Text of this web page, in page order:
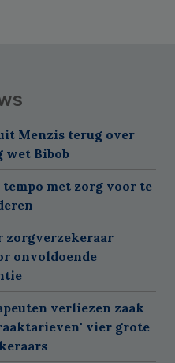
Menzis terug over
wet Bibob
tempo met zorg voor te
zorgverzekeraar
onvoldoende
verliezen zaak
vier grote